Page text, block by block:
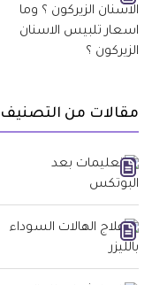
مقالات من التصنيف